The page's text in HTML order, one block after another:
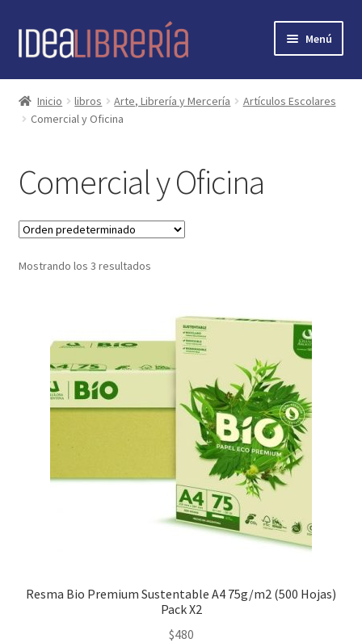
Ir
Ir
Menú
Inicio
contacto
Inicio libros Arte, Librería y Mercería
Artículos Escolares
Comercial y Oficina
Comercial y Oficina
Mostrando los 3 resultados
Resma Bio Premium Sustentable A4 75g/m2 (500 Hojas)
Pack X2
$480